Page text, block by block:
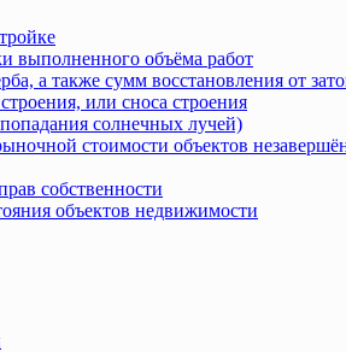
выполненного объёма работ
а также сумм восстановления от
или сноса строения
солнечных лучей)
стоимости объектов
собственности
объектов недвижимости